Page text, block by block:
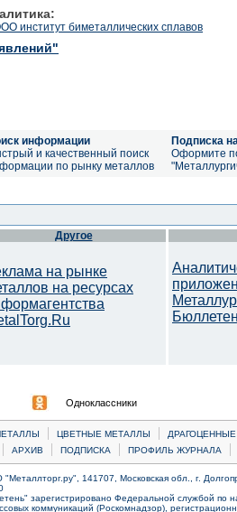
институт биметаллических сплавов
информации
и качественный поиск
по рынку металлов
Подписка
Оформите
Другое
на рынке
на ресурсах
Одноклассники
| ЦВЕТНЫЕ МЕТАЛЛЫ |
| АРХИВ | ПОДПИСКА | ПРОФИЛЬ ЖУРНАЛА |
141707, Московская обл., г.
зарегистрировано Федеральной службой по
коммуникаций (Роскомнадзор),